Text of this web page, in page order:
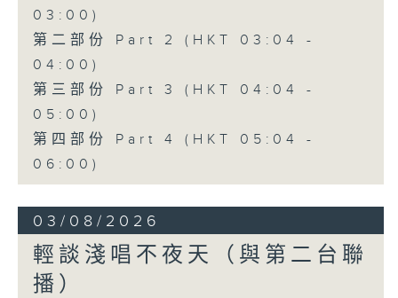
03:00)
第二部份 Part 2 (HKT 03:04 -
04:00)
第三部份 Part 3 (HKT 04:04 -
05:00)
第四部份 Part 4 (HKT 05:04 -
06:00)
03/08/2026
輕談淺唱不夜天（與第二台聯
播）